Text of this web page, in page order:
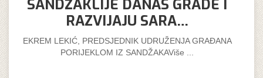
SANDŽAKLIJE DANAS GRADE I
RAZVIJAJU SARA…
EKREM LEKIĆ, PREDSJEDNIK UDRUŽENJA GRAĐANA
PORIJEKLOM IZ SANDŽAKAViše ...